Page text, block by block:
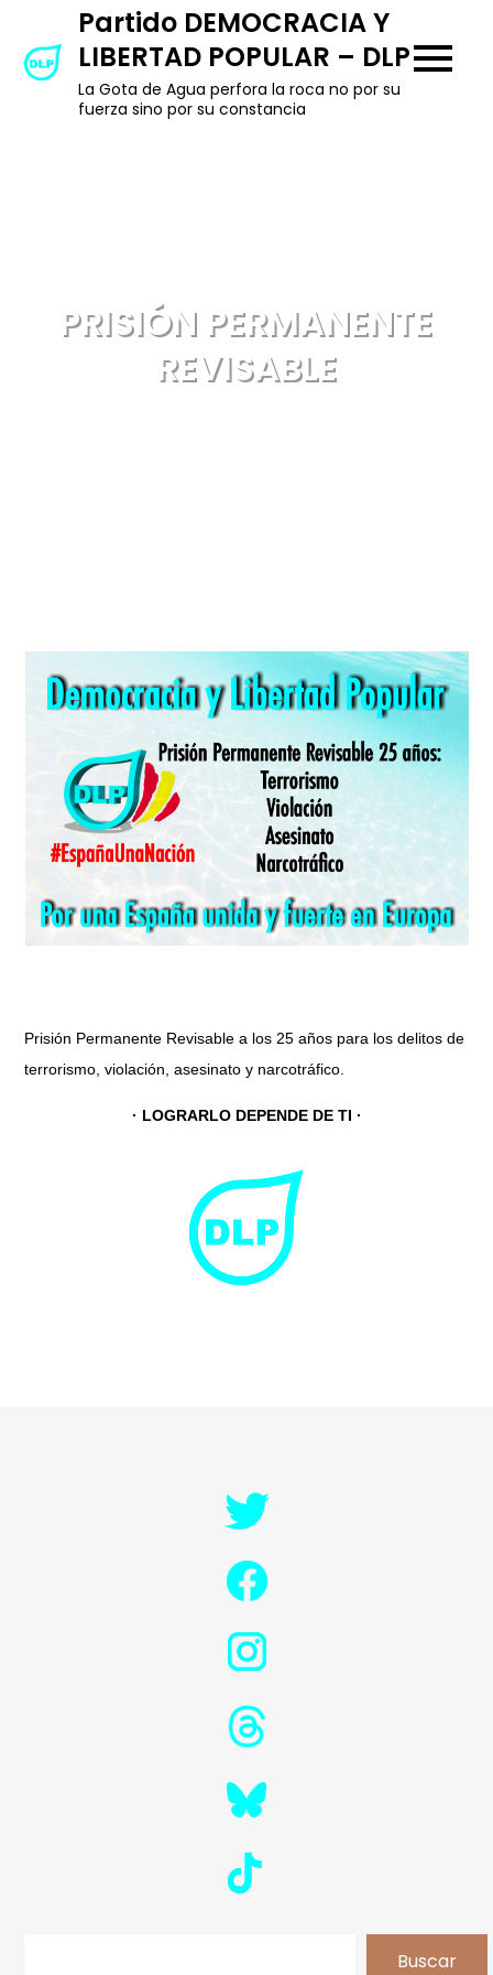
content
Partido DEMOCRACIA Y
LIBERTAD POPULAR – DLP
La Gota de Agua perfora la roca no por su
fuerza sino por su constancia
PRISIÓN PERMANENTE
REVISABLE
Prisión Permanente Revisable a los 25 años para los delitos de
terrorismo, violación, asesinato y narcotráfico.
· LOGRARLO DEPENDE DE TI ·
Buscar